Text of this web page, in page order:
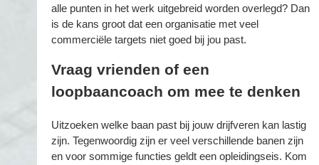
alle punten in het werk uitgebreid worden overlegd? Dan
is de kans groot dat een organisatie met veel
commerciële targets niet goed bij jou past.
Vraag vrienden of een
loopbaancoach om mee te denken
Uitzoeken welke baan past bij jouw drijfveren kan lastig
zijn. Tegenwoordig zijn er veel verschillende banen zijn
en voor sommige functies geldt een opleidingseis. Kom